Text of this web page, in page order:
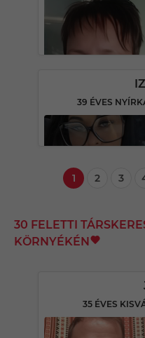
39 ÉVES
1 2 3
30 FELETTI
KÖRNYÉKÉN
35 ÉVES